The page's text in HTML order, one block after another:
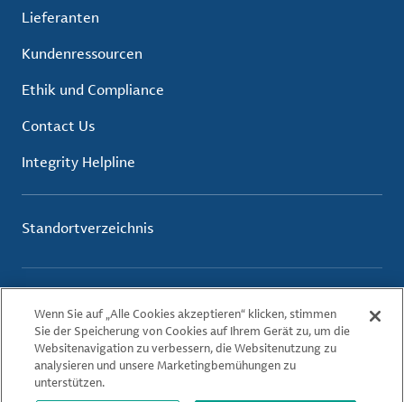
Lieferanten
Kundenressourcen
Ethik und Compliance
Contact Us
Integrity Helpline
Standortverzeichnis
Datenschutzerklärung
Cookie-Richtlinie
© 2026 Albemarle Corporation. All Rights Reserved.
Wenn Sie auf „Alle Cookies akzeptieren“ klicken, stimmen
Sie der Speicherung von Cookies auf Ihrem Gerät zu, um die
Websitenavigation zu verbessern, die Websitenutzung zu
analysieren und unsere Marketingbemühungen zu
unterstützen.